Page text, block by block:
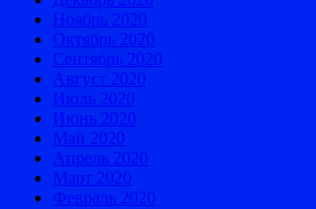
Ноябрь 2020
Октябрь 2020
Сентябрь 2020
Август 2020
Июль 2020
Июнь 2020
Май 2020
Апрель 2020
Март 2020
Февраль 2020